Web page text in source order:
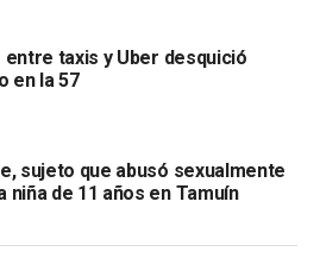
su apoyo.
se pudo contactar a la madre
la intervención de los oficials
quedaría bajo su resguardo para
médico.
entre taxis y Uber desquició
en la 57
sujeto que abusó sexualmente
niña de 11 años en Tamuín